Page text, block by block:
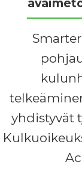
yhdistyvät